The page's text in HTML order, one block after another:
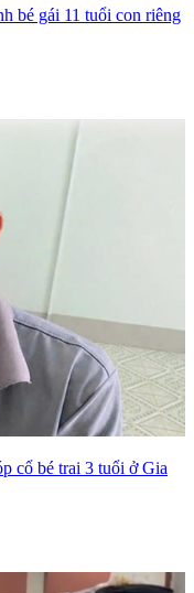
bé gái 11 tuổi con riêng
cổ bé trai 3 tuổi ở Gia